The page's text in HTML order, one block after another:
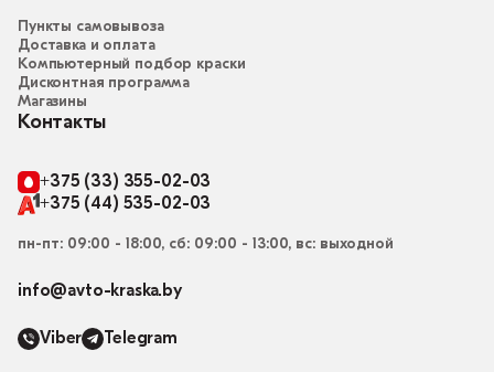
Пункты самовывоза
Доставка и оплата
Компьютерный подбор краски
Дисконтная программа
Магазины
Контакты
+375 (33) 355-02-03
+375 (44) 535-02-03
пн-пт: 09:00 - 18:00, сб: 09:00 - 13:00, вс: выходной
info@avto-kraska.by
Viber Telegram